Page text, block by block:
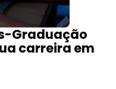
Graduação
carreira em